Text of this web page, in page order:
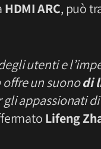
HDMI ARC, può
utenti e
offre un suonodi
appassionati
Lifeng